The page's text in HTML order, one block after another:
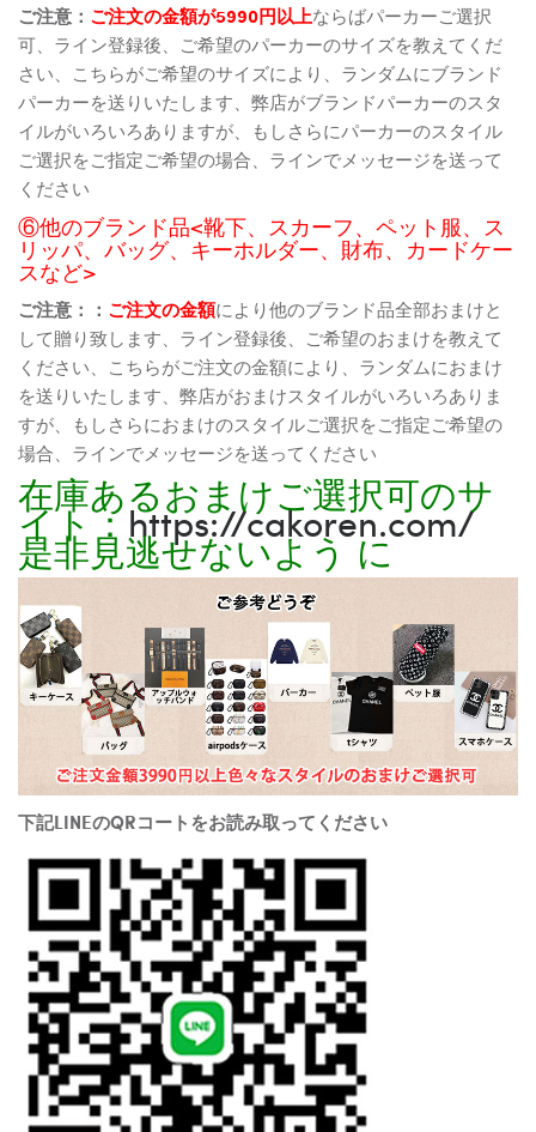
ご注意： ご注文の金額が5990円以上ならばパーカーご選択
可、ライン登録後、ご希望のパーカーのサイズを教えてくだ
さい、こちらがご希望のサイズにより、ランダムにブランド
パーカーを送りいたします、弊店がブランドパーカーのスタ
イルがいろいろありますが、もしさらにパーカーのスタイル
ご選択をご指定ご希望の場合、ラインでメッセージを送って
ください
⑥他のブランド品<靴下、スカーフ、ペット服、ス
リッパ、バッグ、キーホルダー、財布、カードケー
スなど>
ご注意：： ご注文の金額により他のブランド品全部おまけと
して贈り致します、ライン登録後、ご希望のおまけを教えて
ください、こちらがご注文の金額により、ランダムにおまけ
を送りいたします、弊店がおまけスタイルがいろいろありま
すが、もしさらにおまけのスタイルご選択をご指定ご希望の
場合、ラインでメッセージを送ってください
在庫あるおまけご選択可のサ
イト：https://cakoren.com/
是非見逃せないよう に
下記LINEのQRコートをお読み取ってください